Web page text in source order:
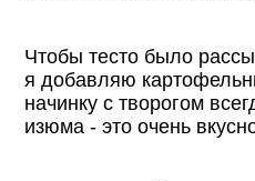
Чтобы тесто было
я добавляю
начинку с творогом
изюма - это очень